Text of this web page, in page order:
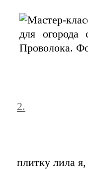
2.
плитку лила